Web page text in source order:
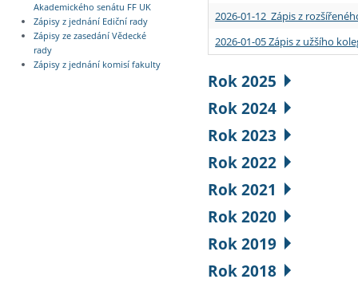
Akademického senátu FF UK
Zápisy z jednání Ediční rady
Zápisy ze zasedání Vědecké
rady
Zápisy z jednání komisí fakulty
2026-01-12 Zápis z
2026-01-05 Zápis z užšího
Rok 2025
Rok 2024
Rok 2023
Rok 2022
Rok 2021
Rok 2020
Rok 2019
Rok 2018